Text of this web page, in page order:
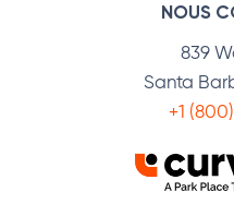
NOUS
839
Santa
+1